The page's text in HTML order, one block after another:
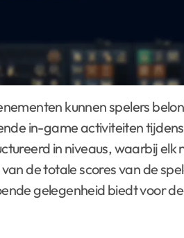
in-game activiteiten
in niveaus, waarbij
de totale scores van de
gelegenheid biedt voor